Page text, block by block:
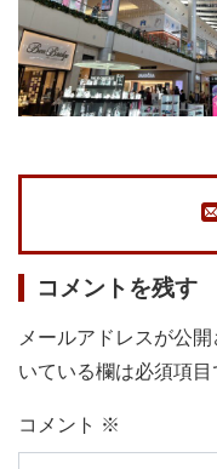
コメントを残す
メールアドレスが公
いている欄は必須項目
コメント ※